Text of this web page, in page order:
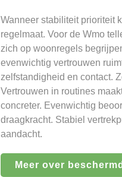
Wanneer stabiliteit prioriteit
regelmaat. Voor de Wmo
zich op woonregels
evenwichtig vertrouwen
zelfstandigheid en contact.
Vertrouwen in routines
concreter. Evenwichtig
draagkracht. Stabiel
aandacht.
Meer over